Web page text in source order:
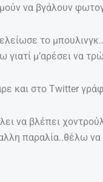
να βγάλουν
το
γιατί μ’αρέσει να
και στο Twitter
να βλέπει
παραλία..θέλω